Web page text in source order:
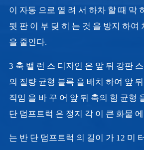
이 자동 으로 열 려 서 하차 할 때 막
뒷 판 이 부 딪 히 는 것 을 방지 하여
을 줄인다.
3 축 밸 런 스 디자인 은 앞 뒤 강판
의 질량 균형 블록 을 배치 하여 앞
직임 을 바 꾸 어 앞 뒤 축의 힘 균형
단 덤프트럭 은 정지 각 이 큰 화물
는 반 단 덤프트럭 의 길이 가 12 미